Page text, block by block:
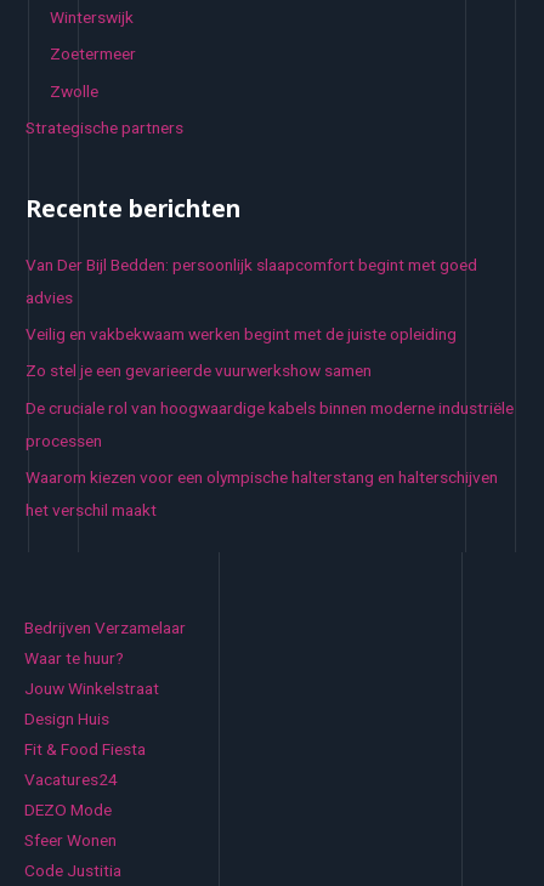
Winterswijk
Zoetermeer
Zwolle
Strategische partners
Recente berichten
Van Der Bijl Bedden: persoonlijk slaapcomfort begint met goed
advies
Veilig en vakbekwaam werken begint met de juiste opleiding
Zo stel je een gevarieerde vuurwerkshow samen
De cruciale rol van hoogwaardige kabels binnen moderne industriële
processen
Waarom kiezen voor een olympische halterstang en halterschijven
het verschil maakt
Bedrijven Verzamelaar
Waar te huur?
Jouw Winkelstraat
Design Huis
Fit & Food Fiesta
Vacatures24
DEZO Mode
Sfeer Wonen
Code Justitia